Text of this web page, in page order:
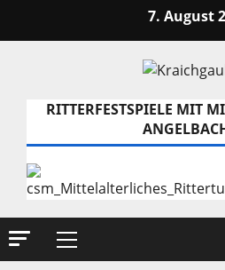
7. August
RITTERFESTSPIELE MIT
Primäres